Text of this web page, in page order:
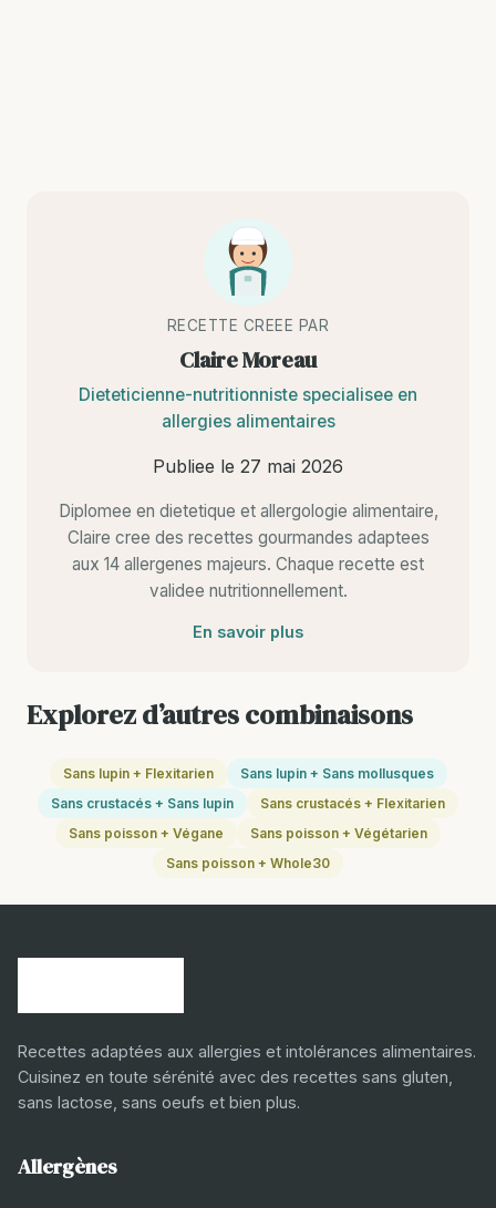
RECETTE CREEE PAR
Claire Moreau
Dieteticienne-nutritionniste specialisee en
allergies alimentaires
Publiee le 27 mai 2026
Diplomee en dietetique et allergologie alimentaire,
Claire cree des recettes gourmandes adaptees
aux 14 allergenes majeurs. Chaque recette est
validee nutritionnellement.
En savoir plus
Explorez d’autres combinaisons
Sans lupin + Flexitarien
Sans lupin + Sans mollusques
Sans crustacés + Sans lupin
Sans crustacés + Flexitarien
Sans poisson + Végane
Sans poisson + Végétarien
Sans poisson + Whole30
Recettes adaptées aux allergies et intolérances alimentaires.
Cuisinez en toute sérénité avec des recettes sans gluten,
sans lactose, sans oeufs et bien plus.
Allergènes